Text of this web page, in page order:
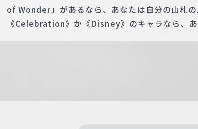
of Wonder」があるなら、あなたは自分の山札
《Celebration》か《Disney》のキャラなら、あ